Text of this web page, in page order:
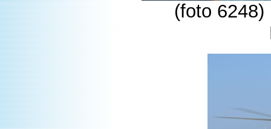
(foto